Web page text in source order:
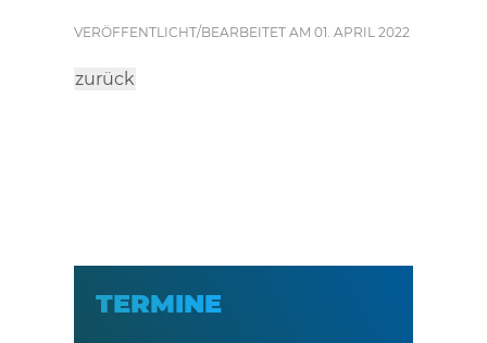
VERÖFFENTLICHT/BEARBEITET AM 01. APRIL 2022
zurück
TERMINE